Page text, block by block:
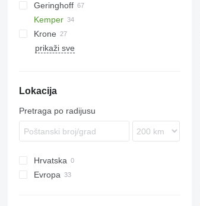
2388
4408
4412
Corio
Jaguar
Orbis
Sunspeed
Kaiman
Rock
S978
SL
MHS
L-series
Geringhoff
HORIZON
PCA
RD
608
C-series
Kemper
Champion
Champion 375
KMS
Krone
EasyCollect
MDD-200
CX
Drago GT
OptiCorn
8244
Corn Champion
prikaži sve
Lokacija
Pretraga po radijusu
Hrvatska
Evropa